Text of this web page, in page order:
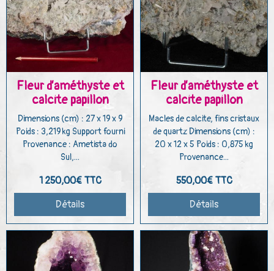
Fleur d’améthyste et
calcite papillon
Dimensions (cm) : 27 x 19 x 9
Poids : 3,219 kg Support fourni
Provenance : Ametista do
Sul,...
1 250,00€ TTC
Détails
Fleur d’améthyste et
calcite papillon
Macles de calcite, fins cristaux
de quartz Dimensions (cm) :
20 x 12 x 5 Poids : 0,875 kg
Provenance...
550,00€ TTC
Détails